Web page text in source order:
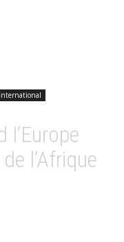
International
l’Europe
l’Afrique